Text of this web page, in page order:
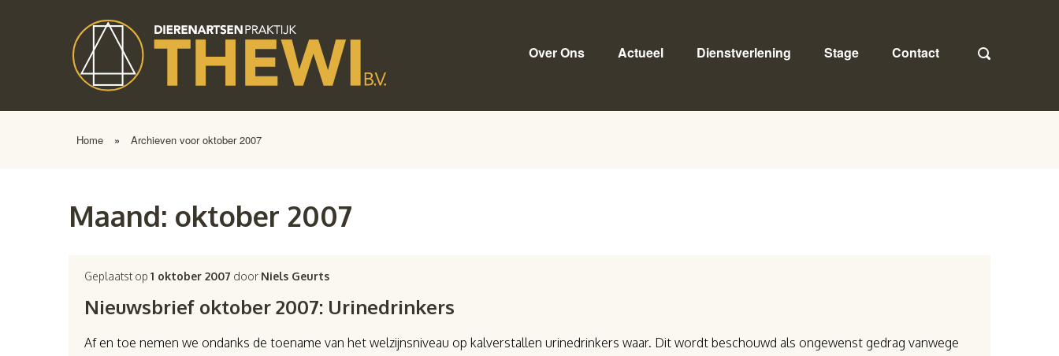
Over Ons Actueel Dienstverlening Stage Contact
Home » Archieven voor oktober 2007
Maand: oktober 2007
Geplaatst op1 oktober 2007 door Niels Geurts
Nieuwsbrief oktober 2007: Urinedrinkers
Af en toe nemen we ondanks de toename van het welzijnsniveau op kalverstallen urinedrinkers waar. Dit wordt beschouwd als ongewenst gedrag vanwege